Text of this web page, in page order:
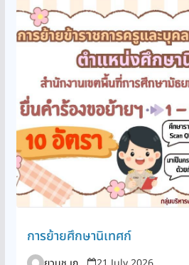
การย้ายศึกษานิเทศก์